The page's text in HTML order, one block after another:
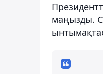
маңызды.